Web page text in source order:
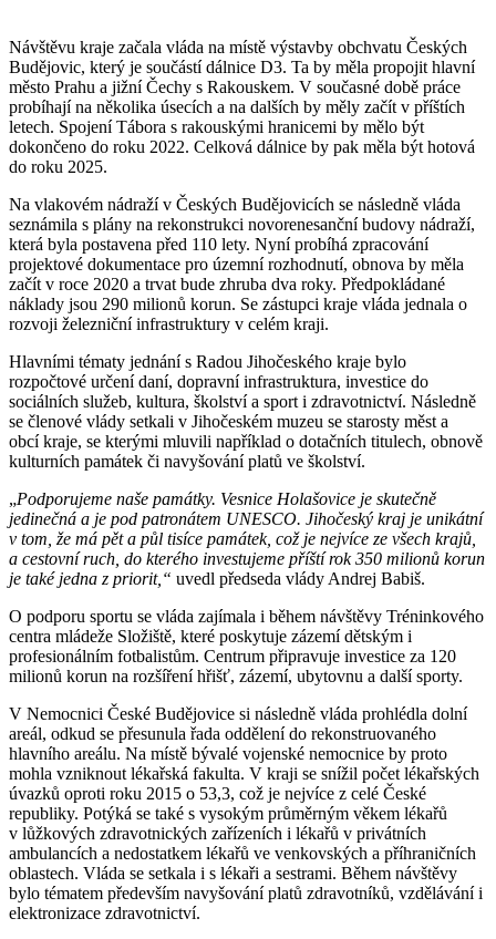
Návštěvu kraje začala vláda na místě výstavby obchvatu Českých
Budějovic, který je součástí dálnice D3. Ta by měla propojit hlavní
město Prahu a jižní Čechy s Rakouskem. V současné době práce
probíhají na několika úsecích a na dalších by měly začít v příštích
letech. Spojení Tábora s rakouskými hranicemi by mělo být
dokončeno do roku 2022. Celková dálnice by pak měla být hotová
do roku 2025.
Na vlakovém nádraží v Českých Budějovicích se následně vláda
seznámila s plány na rekonstrukci novorenesanční budovy nádraží,
která byla postavena před 110 lety. Nyní probíhá zpracování
projektové dokumentace pro územní rozhodnutí, obnova by měla
začít v roce 2020 a trvat bude zhruba dva roky. Předpokládané
náklady jsou 290 milionů korun. Se zástupci kraje vláda jednala o
rozvoji železniční infrastruktury v celém kraji.
Hlavními tématy jednání s Radou Jihočeského kraje bylo
rozpočtové určení daní, dopravní infrastruktura, investice do
sociálních služeb, kultura, školství a sport i zdravotnictví. Následně
se členové vlády setkali v Jihočeském muzeu se starosty měst a
obcí kraje, se kterými mluvili například o dotačních titulech, obnově
kulturních památek či navyšování platů ve školství.
„Podporujeme naše památky. Vesnice Holašovice je skutečně
jedinečná a je pod patronátem UNESCO. Jihočeský kraj je unikátní
v tom, že má pět a půl tisíce památek, což je nejvíce ze všech krajů,
a cestovní ruch, do kterého investujeme příští rok 350 milionů korun
je také jedna z priorit,“ uvedl předseda vlády Andrej Babiš.
O podporu sportu se vláda zajímala i během návštěvy Tréninkového
centra mládeže Složiště, které poskytuje zázemí dětským i
profesionálním fotbalistům. Centrum připravuje investice za 120
milionů korun na rozšíření hřišť, zázemí, ubytovnu a další sporty.
V Nemocnici České Budějovice si následně vláda prohlédla dolní
areál, odkud se přesunula řada oddělení do rekonstruovaného
hlavního areálu. Na místě bývalé vojenské nemocnice by proto
mohla vzniknout lékařská fakulta. V kraji se snížil počet lékařských
úvazků oproti roku 2015 o 53,3, což je nejvíce z celé České
republiky. Potýká se také s vysokým průměrným věkem lékařů
v lůžkových zdravotnických zařízeních i lékařů v privátních
ambulancích a nedostatkem lékařů ve venkovských a příhraničních
oblastech. Vláda se setkala i s lékaři a sestrami. Během návštěvy
bylo tématem především navyšování platů zdravotníků, vzdělávání i
elektronizace zdravotnictví.